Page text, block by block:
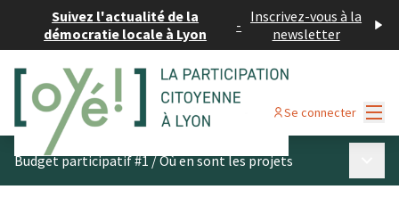
Suivez l'actualité de la
démocratie locale à Lyon
- Inscrivez-vous à la
newsletter
Se connecter
Budget participatif #1/Où en sont les projets